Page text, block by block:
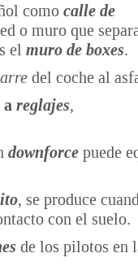
como calle de
o muro que
el muro de boxes.
del coche al
reglajes,
downforce puede
, se produce
con el suelo.
de los pilotos en